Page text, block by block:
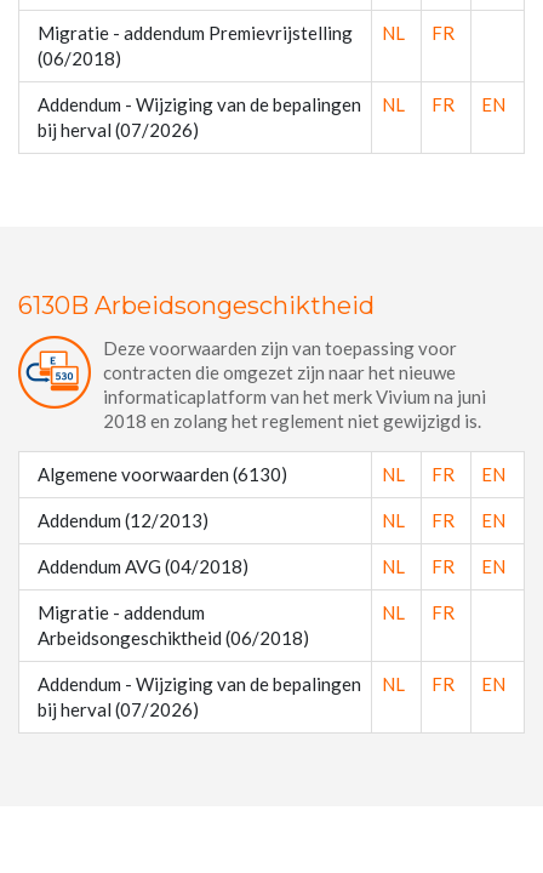
Migratie - addendum Premievrijstelling
(06/2018)
NL FR
Addendum - Wijziging van de bepalingen
bij herval (07/2026)
NL FR EN
6130B Arbeidsongeschiktheid
Deze voorwaarden zijn van toepassing voor
contracten die omgezet zijn naar het nieuwe
informaticaplatform van het merk Vivium na juni
2018 en zolang het reglement niet gewijzigd is.
Algemene voorwaarden (6130) NL FR EN
Addendum (12/2013) NL FR EN
Addendum AVG (04/2018) NL FR EN
Migratie - addendum
Arbeidsongeschiktheid (06/2018)
NL FR
Addendum - Wijziging van de bepalingen
bij herval (07/2026)
NL FR EN